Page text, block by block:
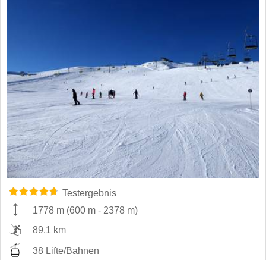
Testergebnis
1778 m (600 m - 2378 m)
89,1 km
38 Lifte/Bahnen